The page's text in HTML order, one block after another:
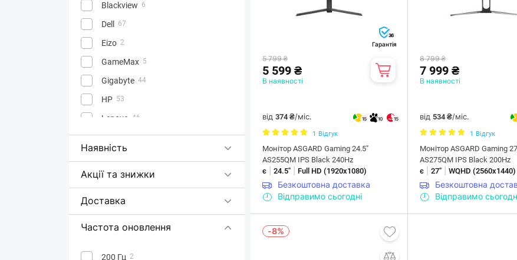
Blackview 6
Dell 67
Eizo 2
GameMax 5
Gigabyte 44
HP 53
Lenovo 46
LG 17
MSI 79
Philips
Prologix 11
Наявність
Акції та знижки
Доставка
Частота оновлення
200 Гц 2
36
Гарантія
5 799 ₴
5 599 ₴
В наявності
від 374 ₴/міс. 15 10 15
1 Відгук
Монітор ASGARD Gaming 24.5"
AS255QM IPS Black 240Hz
є
24.5" Full HD (1920x1080)
Безкоштовна доставка
Відправимо сьогодні
8 799 ₴
7 999 ₴
В наявності
від534 ₴/міс.
1 Відгук
Монітор ASGARD Gaming
AS275QM IPS Black 200Hz
є |27" |WQHD (2560х1440)
Безкоштовна
Відправимо
-8%